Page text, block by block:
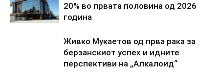
20% во првата половина од 2026
година
Живко Мукаетов од прва рака за
берзанскиот успех и идните
перспективи на „Алкалоид“